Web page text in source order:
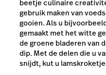
beetje culinaire
gebruik maken van
gooien. Als u
gemaakt met het witte
de groene bladeren van
dip. Met de delen die u
snijdt, kut u